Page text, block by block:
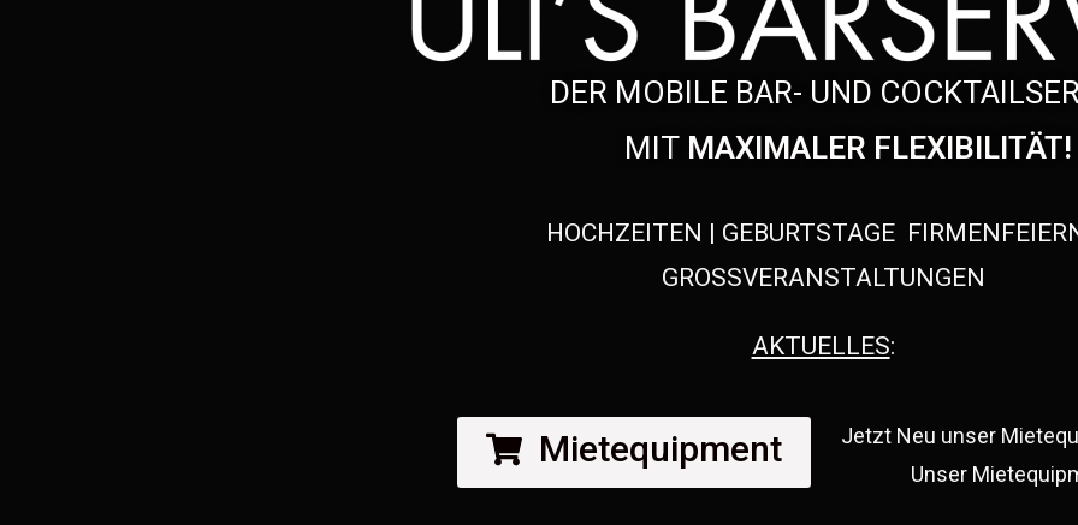
DER MOBILE BAR- UND
MIT MAXIMALER FLEXIBILITÄT!
HOCHZEITEN | GEBURTSTAGE
GROSSVERANSTALTUNGEN
AKTUELLES:
Jetzt Neu unser
Unser
Mietequipment